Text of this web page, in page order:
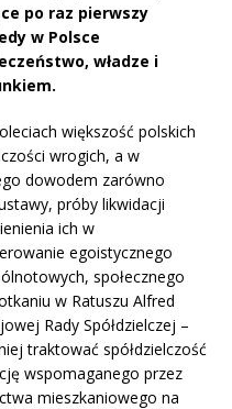
po raz pierwszy
w Polsce
władze i
większość polskich
wrogich, a w
dowodem zarówno
próby likwidacji
ich w
egoistycznego
społecznego
w Ratuszu Alfred
Rady Spółdzielczej –
traktować spółdzielczość
wspomaganego przez
mieszkaniowego na